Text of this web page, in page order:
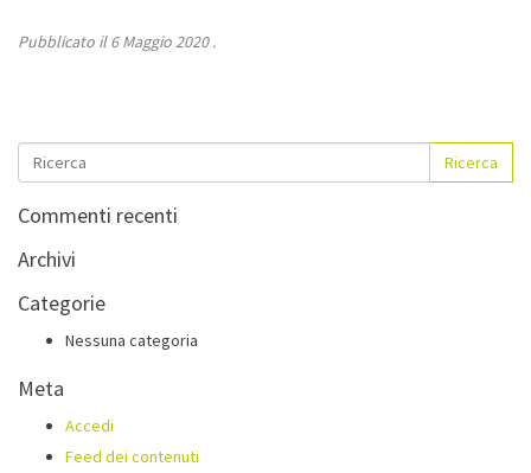
Pubblicato il6 Maggio 2020.
Ricerca
Commenti recenti
Archivi
Categorie
Nessuna categoria
Meta
Accedi
Feed dei contenuti